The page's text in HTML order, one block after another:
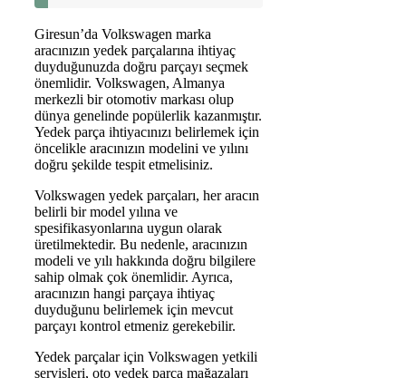
Giresun’da Volkswagen marka
aracınızın yedek parçalarına ihtiyaç
duyduğunuzda doğru parçayı seçmek
önemlidir. Volkswagen, Almanya
merkezli bir otomotiv markası olup
dünya genelinde popülerlik kazanmıştır.
Yedek parça ihtiyacınızı belirlemek için
öncelikle aracınızın modelini ve yılını
doğru şekilde tespit etmelisiniz.
Volkswagen yedek parçaları, her aracın
belirli bir model yılına ve
spesifikasyonlarına uygun olarak
üretilmektedir. Bu nedenle, aracınızın
modeli ve yılı hakkında doğru bilgilere
sahip olmak çok önemlidir. Ayrıca,
aracınızın hangi parçaya ihtiyaç
duyduğunu belirlemek için mevcut
parçayı kontrol etmeniz gerekebilir.
Yedek parçalar için Volkswagen yetkili
servisleri, oto yedek parça mağazaları